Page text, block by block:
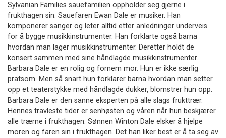
Sylvanian Families sauefamilien oppholder seg gjerne i
frukthagen sin. Sauefaren Ewan Dale er musiker. Han
komponerer sanger og leter alltid etter anledninger underveis
for å bygge musikkinstrumenter. Han forklarte også barna
hvordan man lager musikkinstrumenter. Deretter holdt de
konsert sammen med sine håndlagde musikkinstrumenter.
Barbara Dale er en rolig og fornem mor. Hun er ikke særlig
pratsom. Men så snart hun forklarer barna hvordan man setter
opp et teaterstykke med håndlagde dukker, blomstrer hun opp.
Barbara Dale er den sanne eksperten på alle slags frukttrær.
Hennes travleste tider er senhøsten og våren når hun beskjærer
alle trærne i frukthagen. Sønnen Winton Dale elsker å hjelpe
moren og faren sin i frukthagen. Det han liker best er å ta seg av